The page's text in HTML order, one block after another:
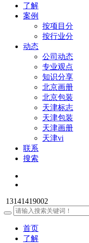
了解
案例
按项目分
按行业分
动态
公司动态
专业观点
知识分享
北京画册
北京包装
天津标志
天津包装
天津画册
天津vi
联系
搜索
13141419002
首页
了解